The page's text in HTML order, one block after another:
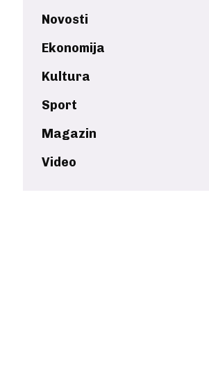
Novosti
Ekonomija
Kultura
Sport
Magazin
Video